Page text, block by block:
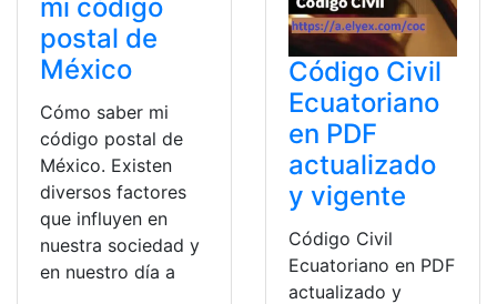
mi código
postal de
México
Cómo saber mi
código postal de
México. Existen
diversos factores
que influyen en
nuestra sociedad y
en nuestro día a
Código Civil
Ecuatoriano
en PDF
actualizado
y vigente
Código Civil
Ecuatoriano en PDF
actualizado y